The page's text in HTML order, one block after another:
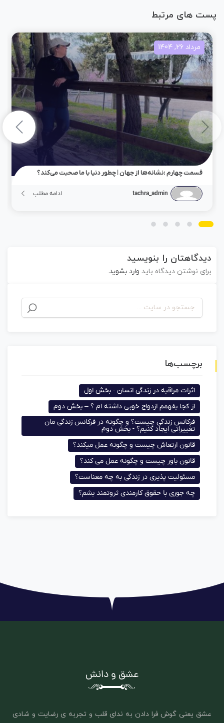
پست های مرتبط
مرداد 26, 1404
قسمت چهارم :نشانه‌ها از جهان | چطور دنیا با ما صحبت می‌کند؟
tachra_admin ادامه مطلب
دیدگاهتان را بنویسید
برای نوشتن دیدگاه بایدوارد بشوید.
برچسب‌ها
اثرات مراقبه در زندگی انسان - بخش اول
از کجا بفهمم ازدواج خوبی داشته ام ؟ – بخش دوم
فرکانس زندگی چیست؟ و چگونه در فرکانس زندگی مان
تغییراتی ایجاد کنیم؟ - بخش دوم
قانون ارتعاش چیست و چگونه عمل میکند؟
قانون باور چیست و چگونه عمل می کند؟
مسئولیت پذیری در زندگی به چه معناست؟
چه جوری با حقوق کارمندی ثروتمند بشم؟
عشق و دانش
عشق یعنی گوش فرا دادن به ندای قلب و تجربه ی رضایت و شادی